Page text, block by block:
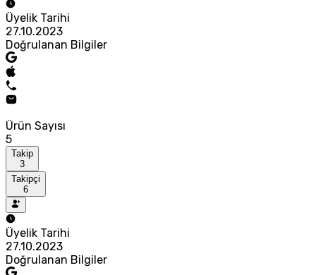
Üyelik Tarihi
27.10.2023
Doğrulanan Bilgiler
Ürün Sayısı
5
Takip
3
Takipçi
6
Üyelik Tarihi
27.10.2023
Doğrulanan Bilgiler